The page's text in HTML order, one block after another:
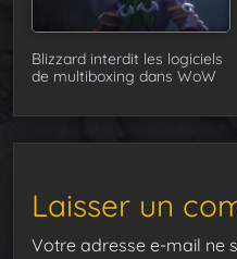
Blizzard interdit les logiciels
de multiboxing dans WoW
Laisser un
Votre adresse e-mail ne